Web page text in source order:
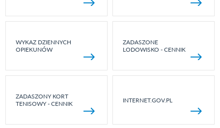
WYKAZ DZIENNYCH
OPIEKUNÓW
ZADASZONE
LODOWISKO - CENNIK
ZADASZONY KORT
TENISOWY - CENNIK
INTERNET.GOV.PL